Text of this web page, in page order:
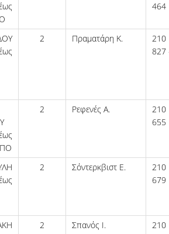
ΠΟΥ ΠΡΟΣΦΕΡΕΙ ΤΟ
ΠΑΝΕΠΙΣΤΗΜΙΑ
ΠΡΟΓΡΑΜΜΑΤΟΣ
ΠΟΙΟΤΗΤΑΣ
ΔΙΑΣΦΑΛΙΣΗΣ ΠΟΙΟΤΗΤΑΣ
464
2 Πραματάρη Κ.
827
2 Ρεφενές Α.
655
2 Σόντερκβιστ Ε.
679
2 Σπανός Ι.